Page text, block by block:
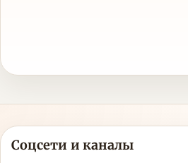
Соцсети и каналы